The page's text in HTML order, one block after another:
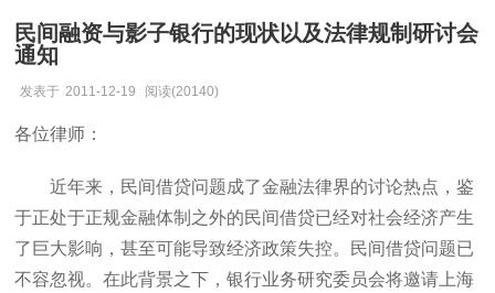
民间融资与影子银行的现状以及法律规制研讨会
通知
发表于 2011-12-19 阅读(20140)
各位律师：
近年来，民间借贷问题成了金融法律界的讨论热点，鉴
于正处于正规金融体制之外的民间借贷已经对社会经济产生
了巨大影响，甚至可能导致经济政策失控。民间借贷问题已
不容忽视。在此背景之下，银行业务研究委员会将邀请上海